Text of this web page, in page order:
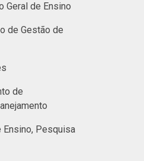
Geral de Ensino
de Gestão de
de
Ensino, Pesquisa